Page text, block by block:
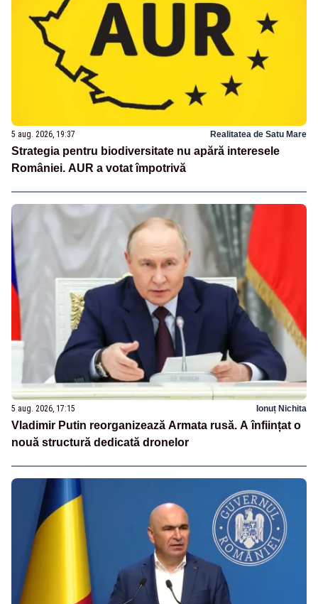
5 aug. 2026, 19:37 Realitatea de Satu Mare
Strategia pentru biodiversitate nu apără interesele
României. AUR a votat împotrivă
5 aug. 2026, 17:15 Ionuț Nichita
Vladimir Putin reorganizează Armata rusă. A înființat o
nouă structură dedicată dronelor